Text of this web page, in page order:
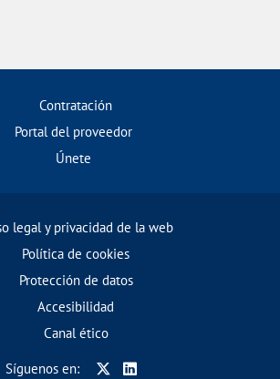
Contratación
Portal del proveedor
Únete
legal y privacidad de la web
Política de cookies
Protección de datos
Accesibilidad
Canal ético
Síguenos en: